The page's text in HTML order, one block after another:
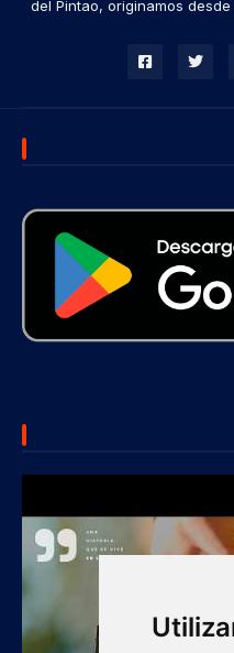
del Pintao, originamos